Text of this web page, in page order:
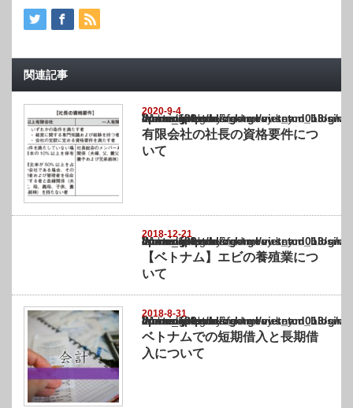
関連記事
2020-9-4
Warning
: Undefined array key "show_category" in
/home/netst/kuno-cpa.co.jp/public_html/vietnam_blog/wp-content/themes/
on line183
有限会社の社長の資格要件につ
いて
2018-12-21
Warning
: Undefined array key "show_category" in
/home/netst/kuno-cpa.co.jp/public_html/vietnam_blog/wp-content/themes/
on line183
【ベトナム】エビの養殖業につ
いて
2018-8-31
Warning
: Undefined array key "show_category" in
/home/netst/kuno-cpa.co.jp/public_html/vietnam_blog/wp-content/themes/
on line183
ベトナムでの短期借入と長期借
入について